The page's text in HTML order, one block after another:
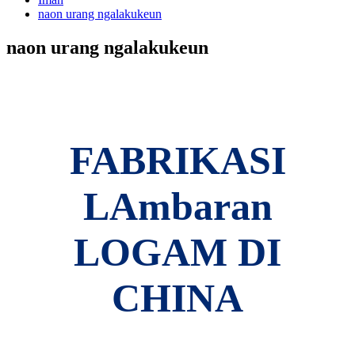
naon urang ngalakukeun
naon urang ngalakukeun
FABRIKASI
LAmbaran
LOGAM DI
CHINA